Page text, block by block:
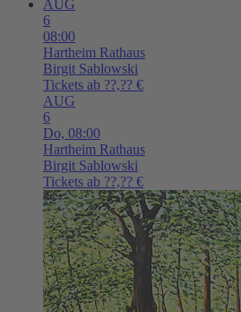
AUG
6
08:00
Hartheim Rathaus
Birgit Sablowski
Tickets ab ??,?? €
AUG
6
Do, 08:00
Hartheim Rathaus
Birgit Sablowski
Tickets ab ??,?? €